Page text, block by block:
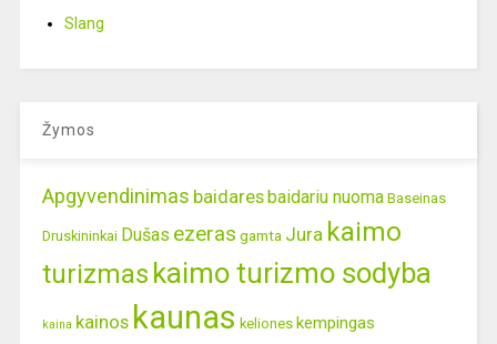
Slang
Žymos
Apgyvendinimas baidares baidariu nuoma Baseinas
Druskininkai Dušas ezeras gamta Jura kaimo
turizmas kaimo turizmo sodyba
kaina kainos kaunas keliones kempingas